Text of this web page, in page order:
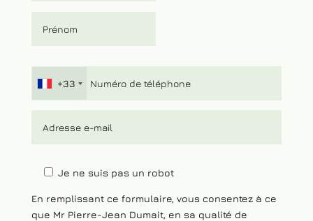
+33
Je ne suis pas un robot
En remplissant ce formulaire, vous consentez à ce
que Mr Pierre-Jean Dumait, en sa qualité de